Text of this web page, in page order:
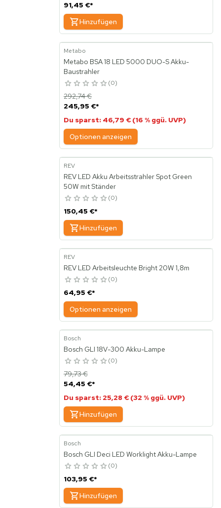
91,45 €*
Hinzufügen
Metabo
Metabo BSA 18 LED 5000 DUO-S Akku-
Baustrahler
0
245,95 €*
292,74 €
Du sparst: 46,79 € (16 % ggü. UVP)
Optionen anzeigen
REV
REV LED Akku Arbeitsstrahler Spot Green
50W mit Ständer
0
150,45 €*
Hinzufügen
REV
REV LED Arbeitsleuchte Bright 20W 1,8m
0
64,95 €*
Optionen anzeigen
Bosch
Bosch GLI 18V-300 Akku-Lampe
0
54,45 €*
79,73 €
Du sparst: 25,28 € (32 % ggü. UVP)
Hinzufügen
Bosch
Bosch GLI Deci LED Worklight Akku-Lampe
0
103,95 €*
Hinzufügen